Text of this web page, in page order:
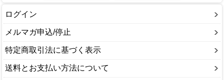
ログイン
メルマガ申込/停止
特定商取引法に基づく表示
送料とお支払い方法について